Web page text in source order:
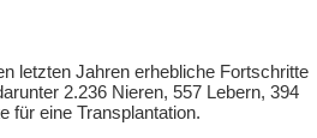
letzten Jahren erhebliche Fortschritte
2.236 Nieren, 557 Lebern, 394
für eine Transplantation.